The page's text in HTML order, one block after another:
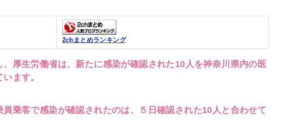
2chまとめランキング
厚生労働省は、新たに感染が確認された10人を神奈川県内の医
ます。
乗客で感染が確認されたのは、５日確認された10人と合わせて